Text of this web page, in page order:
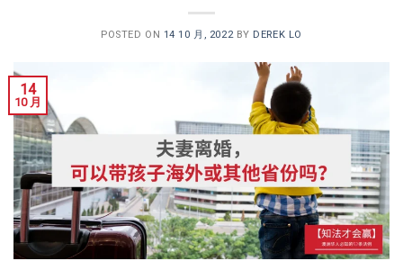
POSTED ON 14 10 月, 2022BY DEREK LO
14
10 月